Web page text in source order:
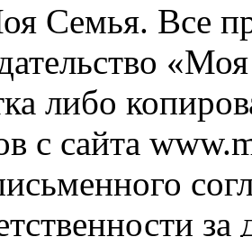
Семья. Все
либо
с сайта